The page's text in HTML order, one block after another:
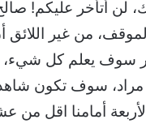
أتأخر عليكم! صالح
من غير
سوف يعلم كل شيء،
سوف تكون
أمامنا اقل